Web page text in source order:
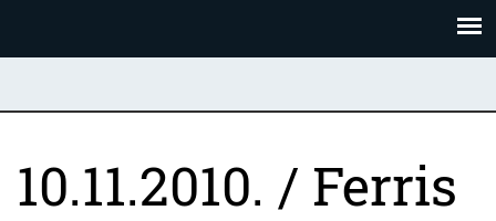
10.11.2010. / Ferris